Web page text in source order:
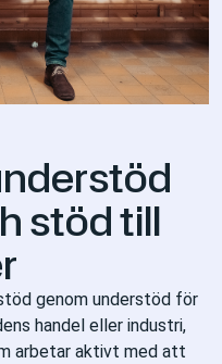
stöd till
genom understöd för
handel eller industri,
arbetar aktivt med att